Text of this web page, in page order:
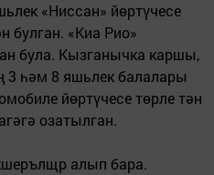
«Ниссан» йөртүчесе
булган. «Киа Рио»
була. Кызганычка каршы,
3 һәм 8 яшьлек балалары
йөртүчесе төрле тән
озатылган.
алып бара.